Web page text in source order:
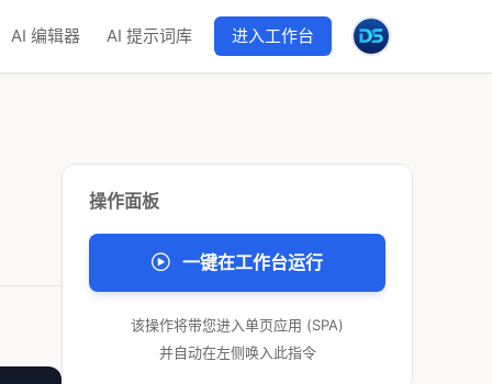
AI 编辑器 AI 提示词库 进入工作台
操作面板
一键在工作台运行
该操作将带您进入单页应用 (SPA)
并自动在左侧唤入此指令